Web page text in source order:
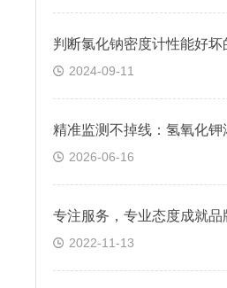
判断氯化钠密度计性能好坏
2024-09-11
2026-06-16
专注服务，专业态度成就品
2022-11-13